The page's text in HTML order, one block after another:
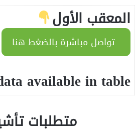
المعقب الأول
تواصل مباشرة بالضغط هنا
available in table
متطلبات